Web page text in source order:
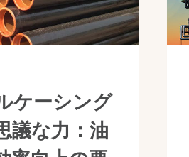
ケーシング
議な力：油